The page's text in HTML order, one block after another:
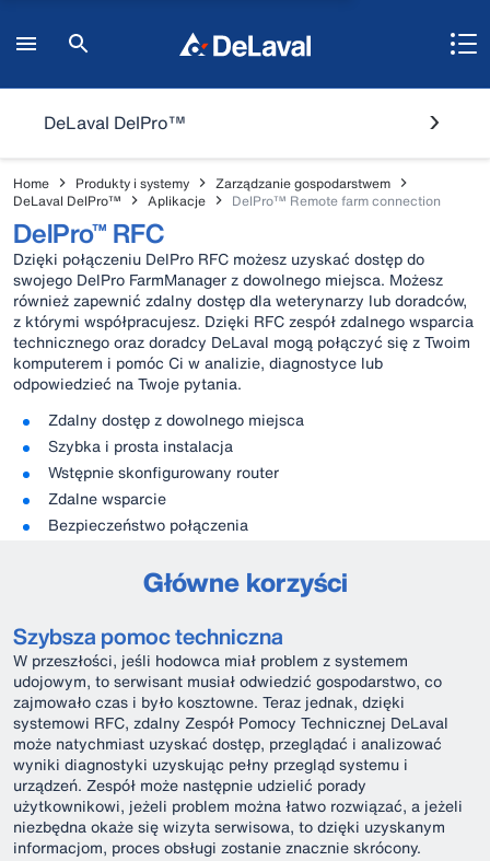
DeLaval DelPro™
Home Produkty i systemy
Zarządzanie gospodarstwem
DeLaval DelPro™
Aplikacje DelPro™ Remote farm connection
DelPro™ RFC
Dzięki połączeniu DelPro RFC możesz uzyskać dostęp do
swojego DelPro FarmManager z dowolnego miejsca. Możesz
również zapewnić zdalny dostęp dla weterynarzy lub doradców,
z którymi współpracujesz. Dzięki RFC zespół zdalnego wsparcia
technicznego oraz doradcy DeLaval mogą połączyć się z Twoim
komputerem i pomóc Ci w analizie, diagnostyce lub
odpowiedzieć na Twoje pytania.
Zdalny dostęp z dowolnego miejsca
Szybka i prosta instalacja
Wstępnie skonfigurowany router
Zdalne wsparcie
Bezpieczeństwo połączenia
Główne korzyści
Szybsza pomoc techniczna
W przeszłości, jeśli hodowca miał problem z systemem
udojowym, to serwisant musiał odwiedzić gospodarstwo, co
zajmowało czas i było kosztowne. Teraz jednak, dzięki
systemowi RFC, zdalny Zespół Pomocy Technicznej DeLaval
może natychmiast uzyskać dostęp, przeglądać i analizować
wyniki diagnostyki uzyskując pełny przegląd systemu i
urządzeń. Zespół może następnie udzielić porady
użytkownikowi, jeżeli problem można łatwo rozwiązać, a jeżeli
niezbędna okaże się wizyta serwisowa, to dzięki uzyskanym
informacjom, proces obsługi zostanie znacznie skrócony.